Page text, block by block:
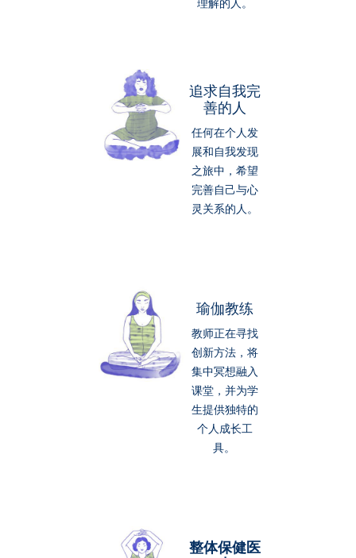
理解的人。
追求自我完
善的人
任何在个人发
展和自我发现
之旅中，希望
完善自己与心
灵关系的人。
瑜伽教练
教师正在寻找
创新方法，将
集中冥想融入
课堂，并为学
生提供独特的
个人成长工
具。
整体保健医